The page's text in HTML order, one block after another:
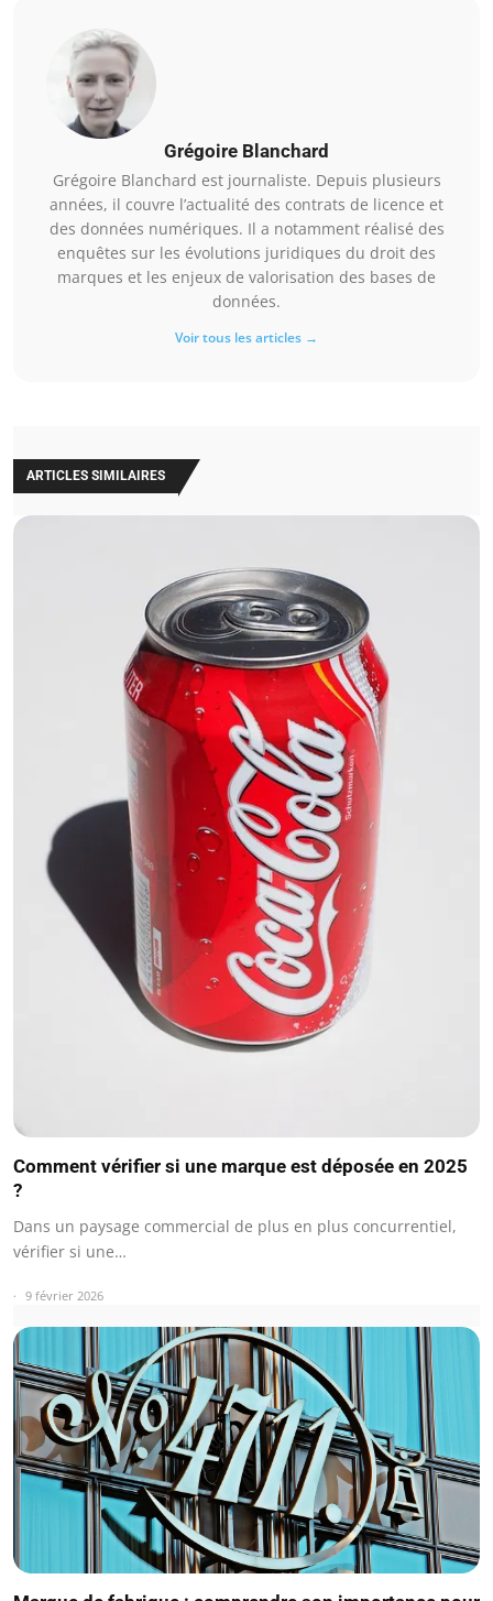
Grégoire Blanchard
Grégoire Blanchard est journaliste. Depuis plusieurs
années, il couvre l’actualité des contrats de licence et
des données numériques. Il a notamment réalisé des
enquêtes sur les évolutions juridiques du droit des
marques et les enjeux de valorisation des bases de
données.
Voir tous les articles →
ARTICLES SIMILAIRES
Comment vérifier si une marque est déposée en 2025
?
Dans un paysage commercial de plus en plus concurrentiel,
vérifier si une…
9 février 2026